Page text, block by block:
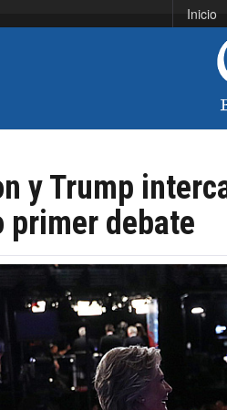
Inicio
y Trump
primer debate